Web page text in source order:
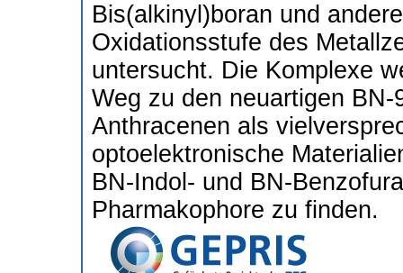
Bis(alkinyl)boran und
Oxidationsstufe des
untersucht. Die Komplexe
Weg zu den neuartigen
Anthracenen als
optoelektronische
BN-Indol- und BN-
Pharmakophore zu finden.